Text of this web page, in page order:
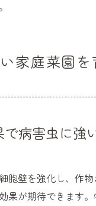
家庭菜園を
で病害虫に強
胞壁を強化し、作
果が期待できます